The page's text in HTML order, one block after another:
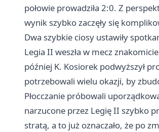
połowie prowadziła 2:0. Z
wynik szybko zaczęły się
Dwa szybkie ciosy ustawiły
Legia II weszła w mecz
później K. Kosiorek podwyższył
potrzebowali wielu okazji, by
Płocczanie próbowali
narzucone przez Legię II szybko
stratą, a to już oznaczało, że po